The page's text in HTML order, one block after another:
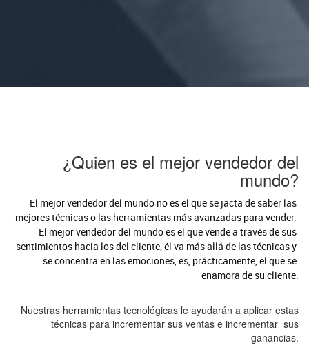
¿Quien es el mejor vendedor del
mundo?
El mejor vendedor del mundo no es el que se jacta de saber las
mejores técnicas o las herramientas más avanzadas para vender.
El mejor vendedor del mundo es el que vende a través de sus
sentimientos hacia los del cliente, él va más allá de las técnicas y
se concentra en las emociones, es, prácticamente, el que se
enamora de su cliente.
Nuestras herramientas tecnológicas le ayudarán a aplicar estas
técnicas para incrementar sus ventas e incrementar sus
ganancias.